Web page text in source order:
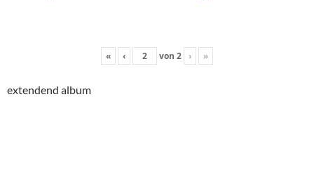
« ‹ von 2 › »
extendend album